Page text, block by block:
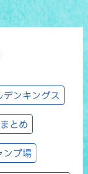
ンキングス
とめ
ンプ場